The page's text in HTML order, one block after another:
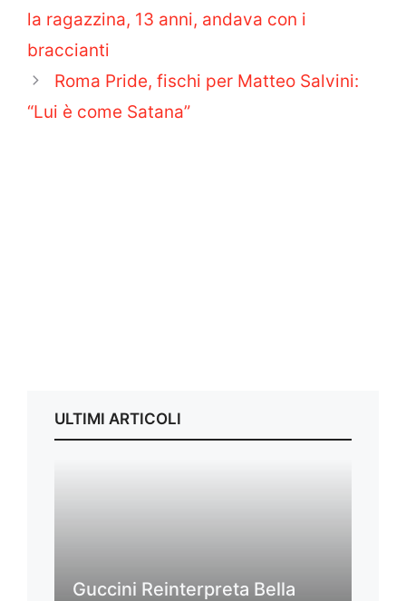
la ragazzina, 13 anni, andava con i
braccianti
Roma Pride, fischi per Matteo Salvini:
“Lui è come Satana”
ULTIMI ARTICOLI
Guccini Reinterpreta Bella